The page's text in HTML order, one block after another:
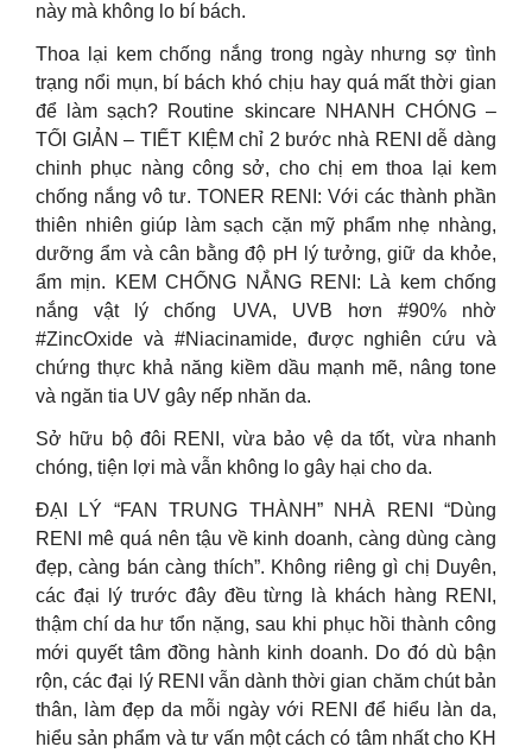
này mà không lo bí bách.
Thoa lại kem chống nắng trong ngày nhưng sợ tình
trạng nổi mụn, bí bách khó chịu hay quá mất thời gian
để làm sạch? Routine skincare NHANH CHÓNG –
TỐI GIẢN – TIẾT KIỆM chỉ 2 bước nhà RENI dễ dàng
chinh phục nàng công sở, cho chị em thoa lại kem
chống nắng vô tư. TONER RENI: Với các thành phần
thiên nhiên giúp làm sạch cặn mỹ phẩm nhẹ nhàng,
dưỡng ẩm và cân bằng độ pH lý tưởng, giữ da khỏe,
ẩm mịn. KEM CHỐNG NẮNG RENI: Là kem chống
nắng vật lý chống UVA, UVB hơn #90% nhờ
#ZincOxide và #Niacinamide, được nghiên cứu và
chứng thực khả năng kiềm dầu mạnh mẽ, nâng tone
và ngăn tia UV gây nếp nhăn da.
Sở hữu bộ đôi RENI, vừa bảo vệ da tốt, vừa nhanh
chóng, tiện lợi mà vẫn không lo gây hại cho da.
ĐẠI LÝ “FAN TRUNG THÀNH” NHÀ RENI “Dùng
RENI mê quá nên tậu về kinh doanh, càng dùng càng
đẹp, càng bán càng thích”. Không riêng gì chị Duyên,
các đại lý trước đây đều từng là khách hàng RENI,
thậm chí da hư tổn nặng, sau khi phục hồi thành công
mới quyết tâm đồng hành kinh doanh. Do đó dù bận
rộn, các đại lý RENI vẫn dành thời gian chăm chút bản
thân, làm đẹp da mỗi ngày với RENI để hiểu làn da,
hiểu sản phẩm và tư vấn một cách có tâm nhất cho KH